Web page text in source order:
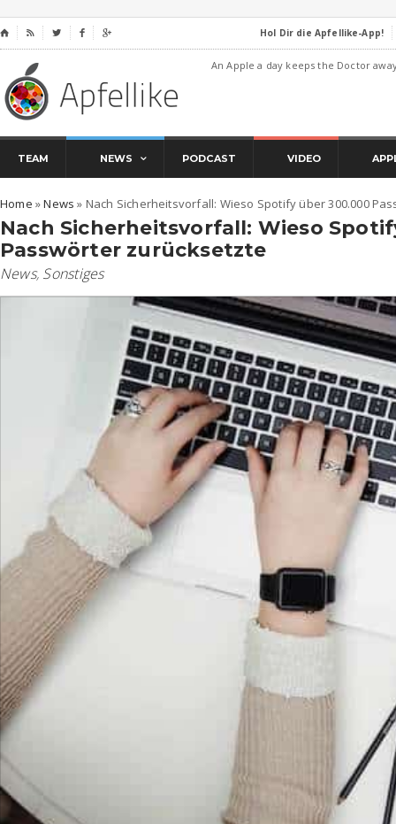
⌂     Hol Dir die Apfellike-App!
An Apple a day keeps the Doctor
TEAM NEWS PODCAST VIDEO
Home »News » Nach Sicherheitsvorfall: Wieso Spotify über 300.000
Nach Sicherheitsvorfall: Wieso
Passwörter zurücksetzte
News, Sonstiges